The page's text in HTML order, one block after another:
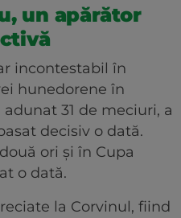
un apărător
incontestabil în
hunedorene în
31 de meciuri, a
decisiv o dată.
ori și în Cupa
o dată.
la Corvinul, fiind